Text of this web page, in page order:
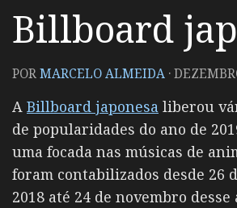
Billboard
PORMARCELO ALMEIDA ·
A Billboard japonesa liberou
de popularidades do ano de
uma focada nas músicas de
foram contabilizados desde 26
2018 até 24 de novembro desse